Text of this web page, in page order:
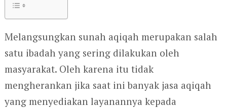
Melangsungkan sunah aqiqah merupakan salah
satu ibadah yang sering dilakukan oleh
masyarakat. Oleh karena itu tidak
mengherankan jika saat ini banyak jasa aqiqah
yang menyediakan layanannya kepada